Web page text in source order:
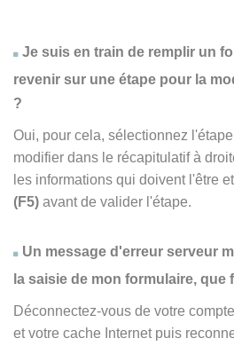
Je suis en train de remplir un
revenir sur une étape pour la
?
Oui, pour cela, sélectionnez
modifier dans le récapitulatif à
les informations qui doivent l'être et
(F5) avant de valider l'étape.
Un message d'erreur serveur
la saisie de mon formulaire, que
Déconnectez-vous de votre
et votre cache Internet puis